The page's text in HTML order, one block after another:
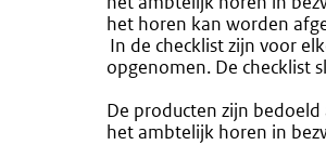
het horen kan worden
In de checklist zijn voor
opgenomen. De checklist
De producten zijn
het ambtelijk horen in